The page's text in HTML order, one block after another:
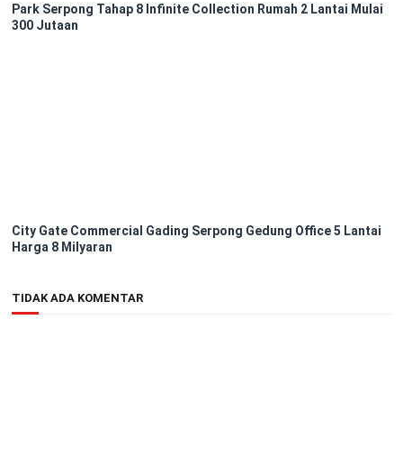
Park Serpong Tahap 8 Infinite Collection Rumah 2 Lantai Mulai
300 Jutaan
City Gate Commercial Gading Serpong Gedung Office 5 Lantai
Harga 8 Milyaran
TIDAK ADA KOMENTAR